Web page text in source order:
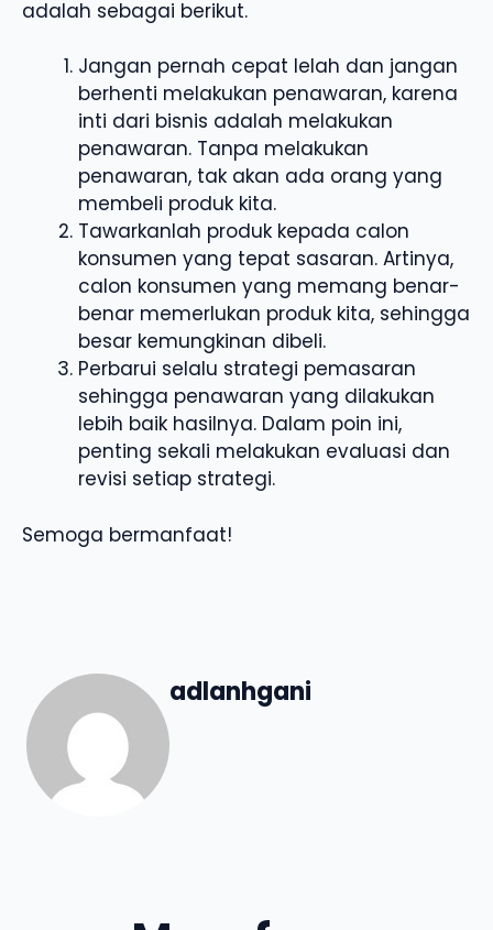
adalah sebagai berikut.
Jangan pernah cepat lelah dan jangan
berhenti melakukan penawaran, karena
inti dari bisnis adalah melakukan
penawaran. Tanpa melakukan
penawaran, tak akan ada orang yang
membeli produk kita.
Tawarkanlah produk kepada calon
konsumen yang tepat sasaran. Artinya,
calon konsumen yang memang benar-
benar memerlukan produk kita, sehingga
besar kemungkinan dibeli.
Perbarui selalu strategi pemasaran
sehingga penawaran yang dilakukan
lebih baik hasilnya. Dalam poin ini,
penting sekali melakukan evaluasi dan
revisi setiap strategi.
Semoga bermanfaat!
adlanhgani